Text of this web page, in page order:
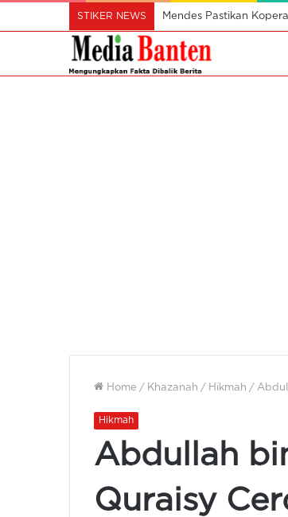
STIKER NEWS Mendes Pastikan
Home / Khazanah / Hikmah /
Hikmah
Abdullah
Quraisy